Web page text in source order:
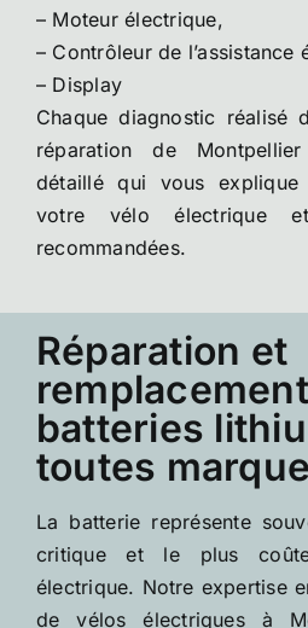
– Moteur électrique,
– Contrôleur de l’assistance
– Display
Chaque diagnostic réalisé
réparation de
détaillé qui vous explique
votre vélo électrique
recommandées.
Réparation et
batteries
toutes
La batterie représente
critique et le plus
électrique. Notre expertise
de vélos électriques à